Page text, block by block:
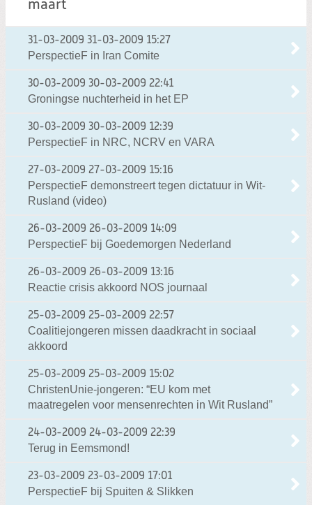
maart
31-03-2009 31-03-2009 15:27
PerspectieF in Iran Comite
30-03-2009 30-03-2009 22:41
Groningse nuchterheid in het EP
30-03-2009 30-03-2009 12:39
PerspectieF in NRC, NCRV en VARA
27-03-2009 27-03-2009 15:16
PerspectieF demonstreert tegen dictatuur in Wit-
Rusland (video)
26-03-2009 26-03-2009 14:09
PerspectieF bij Goedemorgen Nederland
26-03-2009 26-03-2009 13:16
Reactie crisis akkoord NOS journaal
25-03-2009 25-03-2009 22:57
Coalitiejongeren missen daadkracht in sociaal
akkoord
25-03-2009 25-03-2009 15:02
ChristenUnie-jongeren: “EU kom met
maatregelen voor mensenrechten in Wit Rusland”
24-03-2009 24-03-2009 22:39
Terug in Eemsmond!
23-03-2009 23-03-2009 17:01
PerspectieF bij Spuiten & Slikken